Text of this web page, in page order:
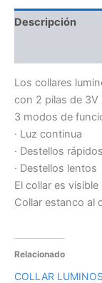
Descripción
Los collares
con 2 pilas de 3V
3 modos de
· Luz continua
· Destellos rápidos
· Destellos lentos
El collar es
Collar estanco al
Relacionado
COLLAR